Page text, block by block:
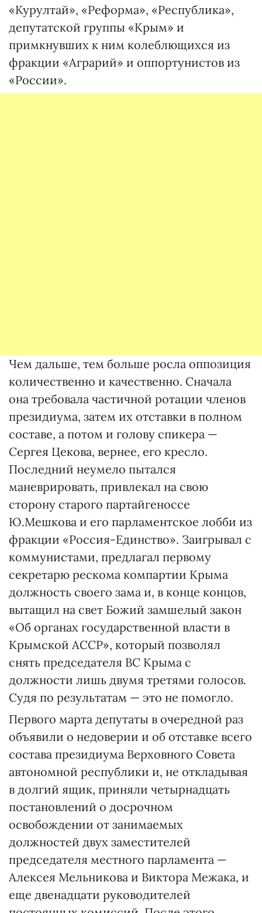
«Курултай», «Реформа», «Республика»,
депутатской группы «Крым» и
примкнувших к ним колеблющихся из
фракции «Аграрий» и оппортунистов из
«России».
Чем дальше, тем больше росла оппозиция
количественно и качественно. Сначала
она требовала частичной ротации членов
президиума, затем их отставки в полном
составе, а потом и голову спикера —
Сергея Цекова, вернее, его кресло.
Последний неумело пытался
маневрировать, привлекал на свою
сторону старого партайгеноссе
Ю.Мешкова и его парламентское лобби из
фракции «Россия-Единство». Заигрывал с
коммунистами, предлагал первому
секретарю рескома компартии Крыма
должность своего зама и, в конце концов,
вытащил на свет Божий замшелый закон
«Об органах государственной власти в
Крымской АССР», который позволял
снять председателя ВС Крыма с
должности лишь двумя третями голосов.
Судя по результатам — это не помогло.
Первого марта депутаты в очередной раз
объявили о недоверии и об отставке всего
состава президиума Верховного Совета
автономной республики и, не откладывая
в долгий ящик, приняли четырнадцать
постановлений о досрочном
освобождении от занимаемых
должностей двух заместителей
председателя местного парламента —
Алексея Мельникова и Виктора Межака, и
еще двенадцати руководителей